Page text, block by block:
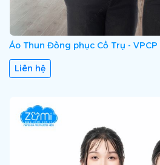
Áo Thun Đồng phục Cổ Trụ - VPCP
Liên hệ